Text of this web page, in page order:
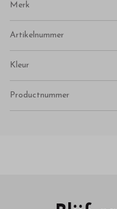
Merk
Artikelnummer
Kleur
Productnummer